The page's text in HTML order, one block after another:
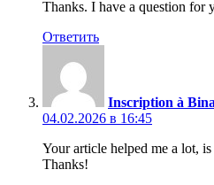
Thanks. I have a question for
Ответить
Inscription à
04.02.2026 в 16:45
Your article helped me a lot,
Thanks!